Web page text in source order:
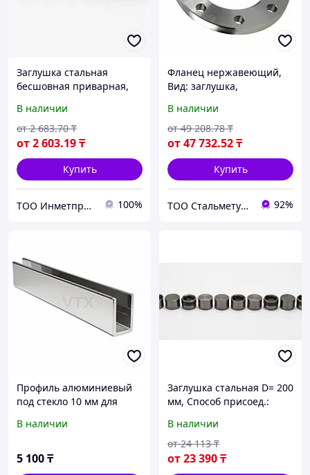
Заглушка стальная
бесшовная приварная,
мм, Марка: 20...,
Стандарт: АТК 24.200.02-
90...
В наличии
от2 603.19₸
от 2 683.70 ₸
Купить
ТОО Инметпром 100%
Фланец нержавеющий,
Вид: заглушка,
В наличии
от47 732.52₸
от 49 208.78 ₸
Купить
ТОО Стальметурал 92%
Профиль алюминиевый
под стекло 10 мм для
3386-P-10мм длина 3м |
В наличии
5 100₸
Заглушка стальная D= 200
мм, Способ присоед.:
В наличии
от23 390₸
от 24 113 ₸